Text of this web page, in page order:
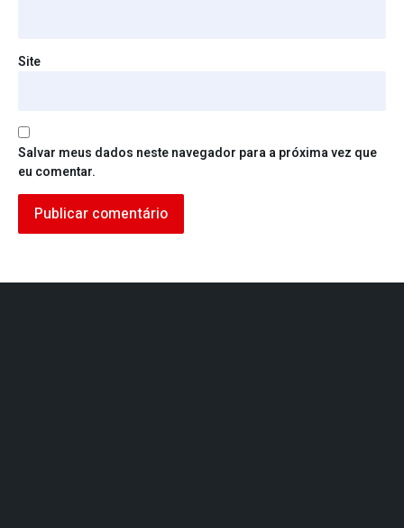
Site
Salvar meus dados neste navegador para a próxima vez que
eu comentar.